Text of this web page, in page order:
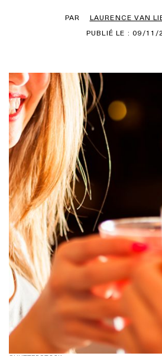
PAR
LAURENCE VAN
PUBLIÉ LE : 09/11/